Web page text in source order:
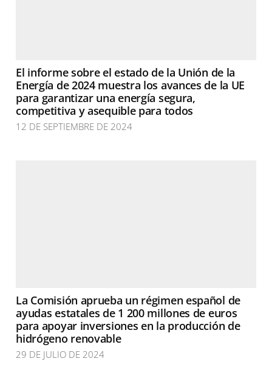
El informe sobre el estado de la Unión de la
Energía de 2024 muestra los avances de la UE
para garantizar una energía segura,
competitiva y asequible para todos
12 DE SEPTIEMBRE DE 2024
La Comisión aprueba un régimen español de
ayudas estatales de 1 200 millones de euros
para apoyar inversiones en la producción de
hidrógeno renovable
29 DE JULIO DE 2024